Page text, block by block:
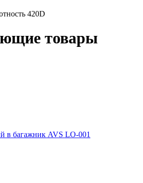
420D
товары
в багажник AVS LO-001